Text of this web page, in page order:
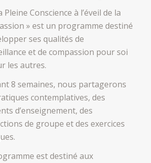
Pleine Conscience à l’éveil de la
» est un programme destiné
ses qualités de
et de compassion pour soi
les autres.
8 semaines, nous partagerons
contemplatives, des
d’enseignement, des
de groupe et des exercices
est destiné aux